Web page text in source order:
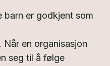
barn er godkjent som
. Når en organisasjon
seg til å følge